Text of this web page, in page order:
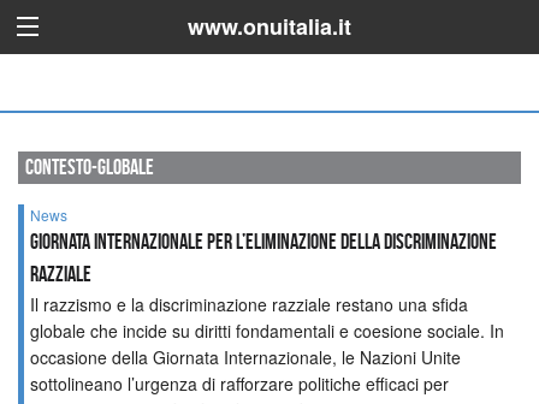
www.onuitalia.it
contesto-globale
News
GIORNATA INTERNAZIONALE PER L’ELIMINAZIONE DELLA DISCRIMINAZIONE
RAZZIALE
Il razzismo e la discriminazione razziale restano una sfida
globale che incide su diritti fondamentali e coesione sociale. In
occasione della Giornata Internazionale, le Nazioni Unite
sottolineano l’urgenza di rafforzare politiche efficaci per